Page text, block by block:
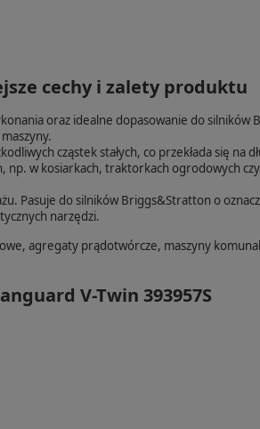
cechy i zalety produktu
oraz idealne dopasowanie do silników
cząstek stałych, co przekłada się na
np. w kosiarkach, traktorkach ogrodowych
Pasuje do silników Briggs&Stratton o
narzędzi.
agregaty prądotwórcze, maszyny
V-Twin 393957S